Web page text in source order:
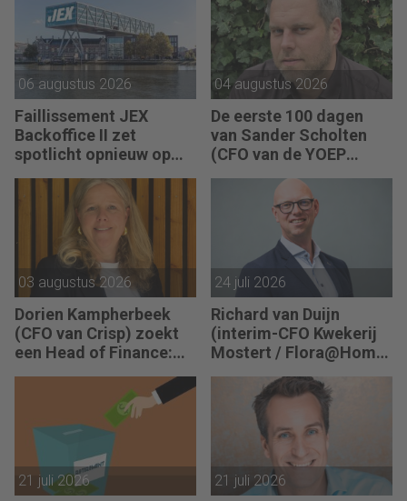
06 augustus 2026
Faillissement JEX
Backoffice II zet
spotlicht opnieuw op
04 augustus 2026
De eerste 100 dagen
van Sander Scholten
(CFO van de YOEP
sturing werkt pas echt
als mensen begrijpen
waarom keuzes nodig
03 augustus 2026
Dorien Kampherbeek
(CFO van Crisp) zoekt
een Head of Finance:
performance driven
24 juli 2026
Richard van Duijn
(interim-CFO Kwekerij
Mostert / Flora@Home)
Manager: “We zitten in
een transitie van
reactief naar proactief.”
21 juli 2026 21 juli 2026